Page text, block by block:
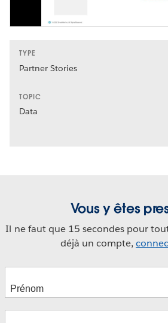
TYPE
Partner Stories
TOPIC
Data
Vous y êtes
Il ne faut que 15 secondes pour
déjà un compte,